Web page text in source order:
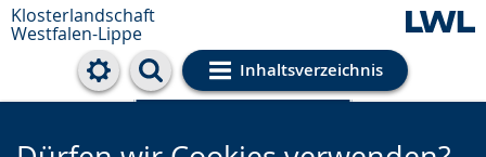
Klosterlandschaft
Westfalen-Lippe
Inhaltsverzeichnis
Cookie-Einstellungen